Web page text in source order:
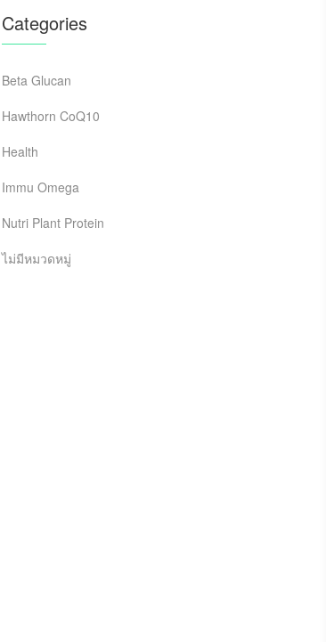
Categories
Beta Glucan
Hawthorn CoQ10
Health
Immu Omega
Nutri Plant Protein
ไม่มีหมวดหมู่